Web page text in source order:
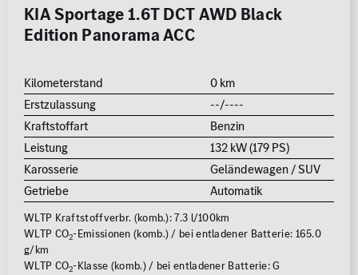
KIA Sportage 1.6T DCT AWD Black
Edition Panorama ACC
Kilometerstand
0 km
Erstzulassung
--/----
Kraftstoffart
Benzin
Leistung
132 kW (179 PS)
Karosserie
Geländewagen / SUV
Getriebe
Automatik
WLTP Kraftstoffverbr. (komb.): 7.3 l/100km
WLTP CO2-Emissionen (komb.) / bei entladener Batterie: 165.0
g/km
WLTP CO2-Klasse (komb.) / bei entladener Batterie: G